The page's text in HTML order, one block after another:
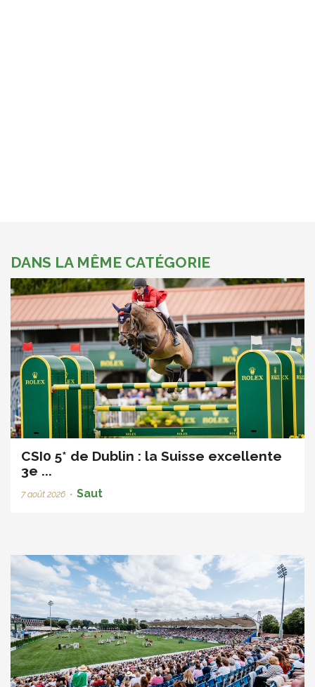
DANS LA MÊME CATÉGORIE
CSI0 5* de Dublin : la Suisse excellente
3e ...
7 août 2026 • Saut